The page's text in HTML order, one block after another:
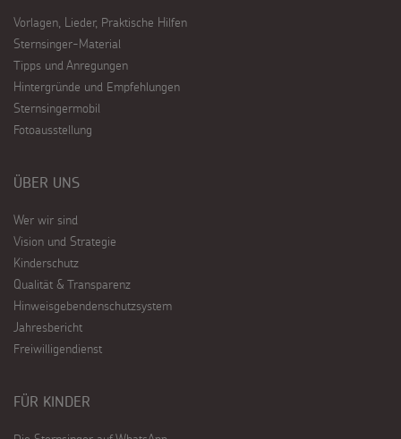
Vorlagen, Lieder, Praktische Hilfen
Sternsinger-Material
Tipps und Anregungen
Hintergründe und Empfehlungen
Sternsingermobil
Fotoausstellung
ÜBER UNS
Wer wir sind
Vision und Strategie
Kinderschutz
Qualität & Transparenz
Hinweisgebendenschutzsystem
Jahresbericht
Freiwilligendienst
FÜR KINDER